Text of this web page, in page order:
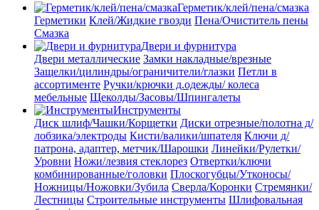
Герметик/клей/пена/смазка
Герметики Клей/Жидкие гвозди Пена/Очиститель пены
Смазка
Двери и фурнитура
Двери металлические Замки накладные/врезные
Защелки/цилиндры/ограничители/глазки Петли в
ассортименте Ручки/крючки д.одежды/ колеса
мебельные Щеколды/Засовы/Шпингалеты
Инструменты
Диск шлиф/Чашки/Корщетки Диски отрезные/полотна д/
лобзика/электроды Кисти/валики/шпателя Ключи д/
патрона, адаптер, метчик/Шарошки Линейки/Рулетки/
Уровни Ножи/лезвия стеклорез Отвертки/ключи
комбинированные/головки Плоскогубцы/Утконосы/
Ножницы/Ножовки/Зубила Сверла/Коронки Стремянки/
Лестницы Строительные инструменты Шлифовальная